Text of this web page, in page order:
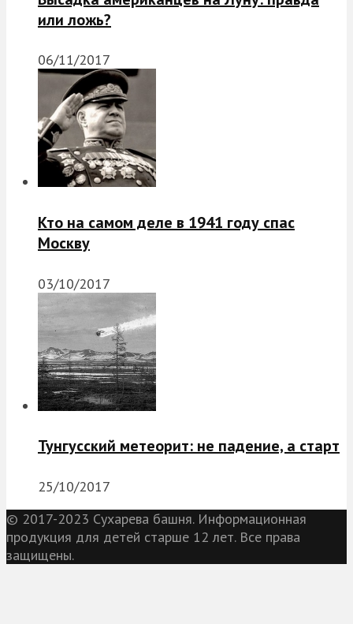
или ложь?
06/11/2017
Кто на самом деле в 1941 году спас
Москву
03/10/2017
Тунгусский метеорит: не падение, а старт
25/10/2017
© 2017-2023 Сухарева башня. Информационная
продукция для детей старше 12 лет. Все права
защищены.